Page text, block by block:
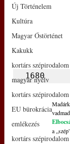
Új Történelem
Kultúra
Magyar Őstörténet
Kakukk
kortárs szépirodalom
magyar nyelv
kortárs szépirodalom
EU bürokrácia
emlékezés
kortárs szépirodalom
1680
a